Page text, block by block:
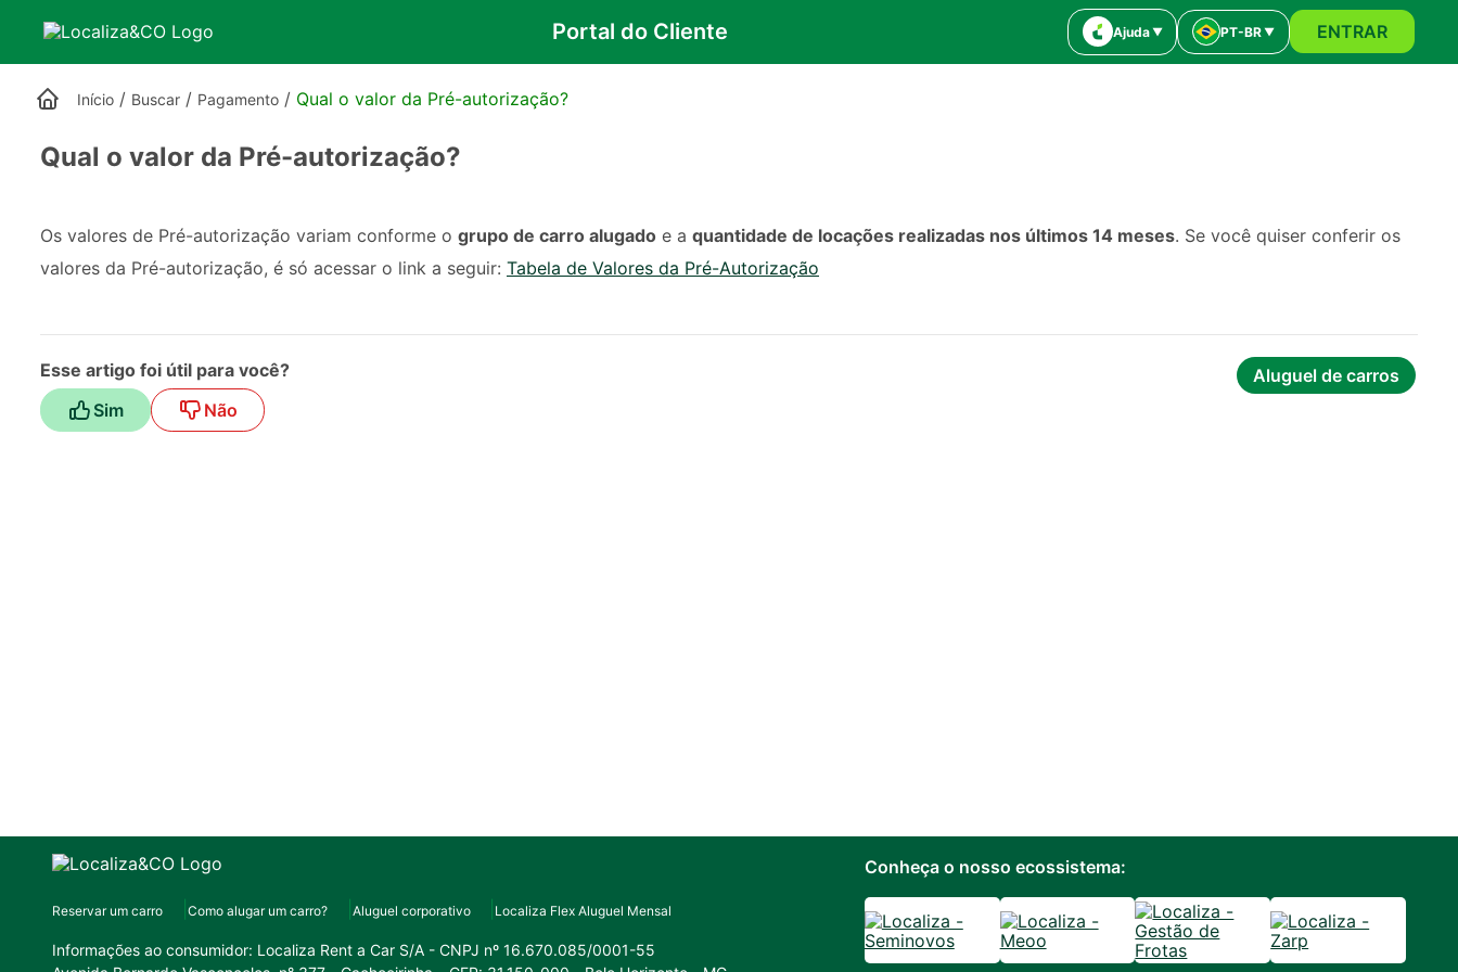
Portal do Cliente Ajuda PT-BR ENTRAR
Início / Buscar / Pagamento / Qual o valor da Pré-autorização?
Qual o valor da Pré-autorização?
Os valores de Pré-autorização variam conforme o grupo de carro alugado e a quantidade de locações realizadas nos últimos 14 meses. Se você quiser conferir os
valores da Pré-autorização, é só acessar o link a seguir: Tabela de Valores da Pré-Autorização
Esse artigo foi útil para você?
Sim
Não
Aluguel de carros
Reservar um carro Como alugar um carro? Aluguel corporativo Localiza Flex Aluguel Mensal
Informações ao consumidor: Localiza Rent a Car S/A - CNPJ nº 16.670.085/0001-55
Conheça o nosso ecossistema: